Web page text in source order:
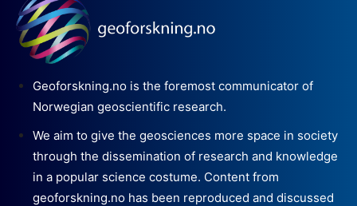
Geoforskning.no is the foremost communicator of
Norwegian geoscientific research.
We aim to give the geosciences more space in society
through the dissemination of research and knowledge
in a popular science costume. Content from
geoforskning.no has been reproduced and discussed